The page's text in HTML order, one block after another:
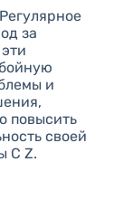
за
и
повысить
своей
C Z.